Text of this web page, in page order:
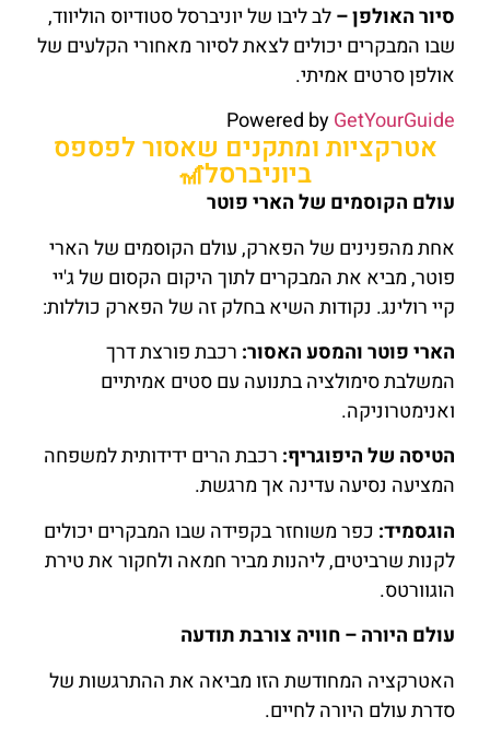
סיור האולפן –לב ליבו של יוניברסל סטודיוס הוליווד,
שבו המבקרים יכולים לצאת לסיור מאחורי הקלעים של
אולפן סרטים אמיתי.
Powered byGetYourGuide
אטרקציות ומתקנים שאסור לפספס
ביוניברסל🎢
עולם הקוסמים של הארי פוטר
אחת מהפנינים של הפארק, עולם הקוסמים של הארי
פוטר, מביא את המבקרים לתוך היקום הקסום של ג'יי
קיי רולינג. נקודות השיא בחלק זה של הפארק כוללות:
הארי פוטר והמסע האסור: רכבת פורצת דרך
המשלבת סימולציה בתנועה עם סטים אמיתיים
ואנימטרוניקה.
הטיסה של היפוגריף: רכבת הרים ידידותית למשפחה
המציעה נסיעה עדינה אך מרגשת.
הוגסמיד: כפר משוחזר בקפידה שבו המבקרים יכולים
לקנות שרביטים, ליהנות מביר חמאה ולחקור את טירת
הוגוורטס.
עולם היורה – חוויה צורבת תודעה
האטרקציה המחודשת הזו מביאה את ההתרגשות של
סדרת עולם היורה לחיים.